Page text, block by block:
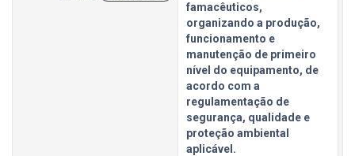
famacêuticos,
organizando a produção,
funcionamento e
manutenção de primeiro
nível do equipamento, de
acordo com a
regulamentação de
segurança, qualidade e
proteção ambiental
aplicável.